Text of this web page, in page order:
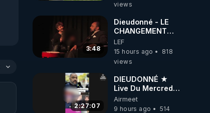
views
3:48
Dieudonné - LE
CHANGEMENT
C'EST
MAINTENANT
LEF
15 hours ago
818
views
2:27:07
DIEUDONNÉ ★
Live Du Mercredi
5 Août 2026
Airmeet
9 hours ago
514